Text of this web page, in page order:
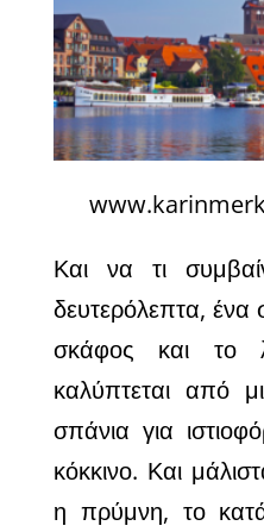
Και να τι
δευτερόλεπτα, ένα
σκάφος και το
καλύπτεται από
σπάνια για
κόκκινο. Και
η πρύμνη, το